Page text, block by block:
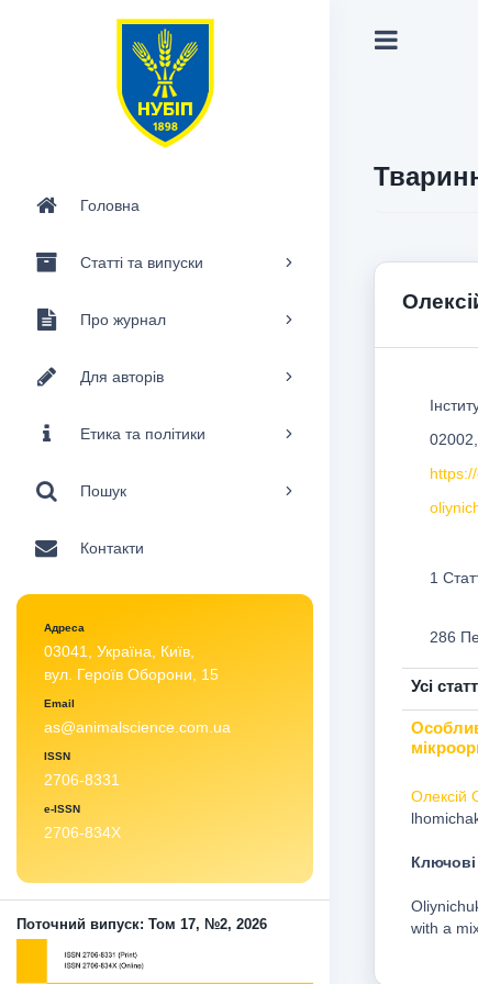
Головна
Статті та випуски
Про журнал
Для авторів
Етика та політики
Пошук
Контакти
Адреса
03041, Україна, Київ,
вул. Героїв Оборони, 15
Email
as@animalscience.com.ua
ISSN
2706-8331
e-ISSN
2706-834X
Поточний випуск: Том 17, №2, 2026
1
286
Усі
Олексій
with a